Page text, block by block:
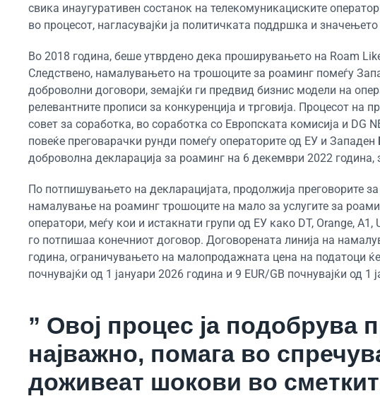
свика инаугуративен состанок на телекомуникациските
во процесот, нагласувајќи ја политичката поддршка и значењето
Во 2018 година, беше утврдено дека проширувањето на Roam
Следствено, намалувањето на трошоците за роаминг помеѓу
доброволни договори, земајќи ги предвид бизнис модели на
релевантните прописи за конкуренција и трговија. Процесот на
совет за соработка, во соработка со Европската комисија и DG
повеќе преговарачки рунди помеѓу операторите од ЕУ и
доброволна декларација за роаминг на 6 декември 2022
По потпишувањето на декларацијата, продолжија преговорите
намалување на роаминг трошоците на мало за услугите за
оператори, меѓу кои и истакнати групи од ЕУ како DT, Orange,
го потпишаа конечниот договор. Договорената линија на
година, ограничувањето на малопродажната цена на податоци
почнувајќи од 1 јануари 2026 година и 9 EUR/GB почнувајќи од 1
” Овој процес ја подобрува
најважно, помага во
доживеат шокови во